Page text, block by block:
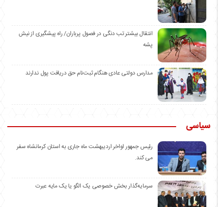
انتقال بیشتر تب دنگی در فصول پرباران/ راه پیشگیری از نیش
پشه
مدارس دولتی عادی هنگام ثبت‌نام حق دریافت پول ندارند
سیاسی
رئیس جمهور اواخر اردیبهشت ماه جاری به استان کرمانشاه سفر
می کند.
سرمایه‌گذار بخش خصوصی یک الگو یا یک مایه عبرت